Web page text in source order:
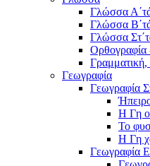
Γλώσσα
Γλώσσα
Γλώσσα
Ορθογραφία
Γραμματική,
Γεωγραφία
Γεωγραφία
Η Γη
Το
Η Γη
Γεωγραφία